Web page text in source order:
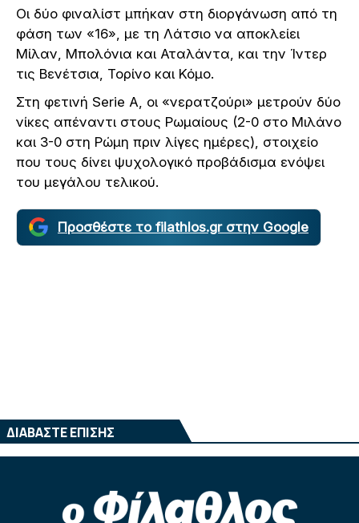
Οι δύο φιναλίστ μπήκαν στη διοργάνωση από τη
φάση των «16», με τη Λάτσιο να αποκλείει
Μίλαν, Μπολόνια και Αταλάντα, και την Ίντερ
τις Βενέτσια, Τορίνο και Κόμο.
Στη φετινή Serie A, οι «νερατζούρι» μετρούν δύο
νίκες απέναντι στους Ρωμαίους (2-0 στο Μιλάνο
και 3-0 στη Ρώμη πριν λίγες ημέρες), στοιχείο
που τους δίνει ψυχολογικό προβάδισμα ενόψει
του μεγάλου τελικού.
Προσθέστε το filathlos.gr στην Google
ΔΙΑΒΑΣΤΕ ΕΠΙΣΗΣ